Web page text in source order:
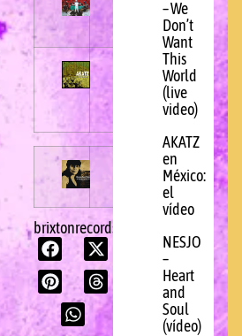
brixtonrecords.com
– We
Don’t
Want
This
World
(live
video)
AKATZ
en
México:
el
vídeo
NESJO
–
Heart
and
Soul
(vídeo)